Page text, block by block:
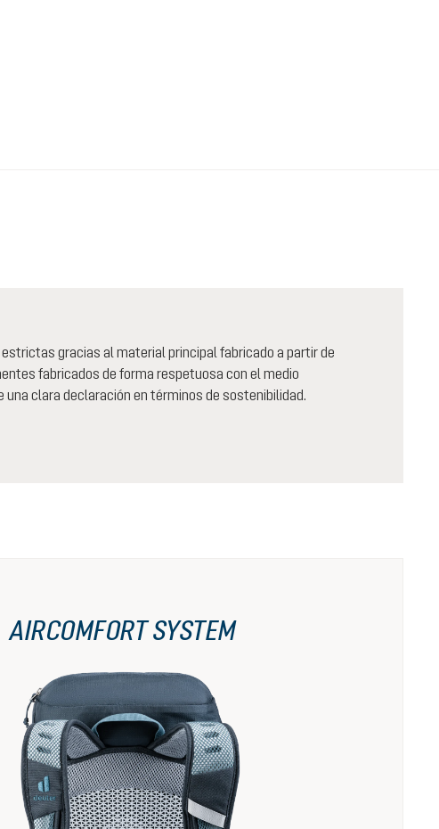
gracias al material principal fabricado a partir de
fabricados de forma respetuosa con el medio
clara declaración en términos de sostenibilidad.
AIRCOMFORT SYSTEM